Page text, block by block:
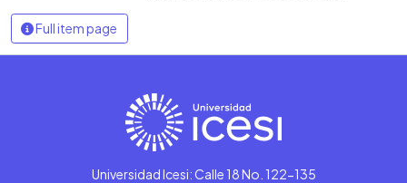
Full item page
Universidad Icesi: Calle 18 No. 122-135